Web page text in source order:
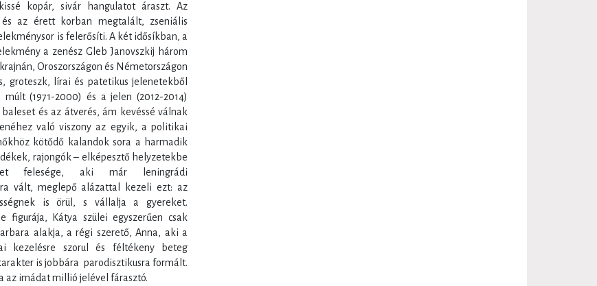
kopár, sivár hangulatot áraszt. Az
az érett korban megtalált, zseniális
is felerősíti. A két idősíkban, a
a zenész Gleb Janovszkij három
Oroszországon és Németországon
groteszk, lírai és patetikus jelenetekből
(1971-2000) és a jelen (2012-2014)
és az átverés, ám kevéssé válnak
való viszony az egyik, a politikai
kötődő kalandok sora a harmadik
rajongók – elképesztő helyzetekbe
felesége, aki már leningrádi
vált, meglepő alázattal kezeli ezt: az
is örül, s vállalja a gyereket.
figurája, Kátya szülei egyszerűen csak
alakja, a régi szerető, Anna, aki a
kezelésre szorul és féltékeny beteg
is jobbára parodisztikusra formált.
az imádat millió jelével fárasztó.